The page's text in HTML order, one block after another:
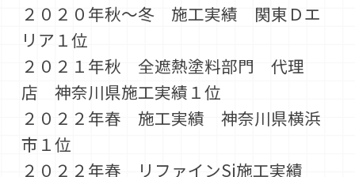
２０２０年秋～冬 施工実績 関東Ｄエ
リア１位
２０２１年秋 全遮熱塗料部門 代理
店 神奈川県施工実績１位
２０２２年春 施工実績 神奈川県横浜
市１位
２０２２年春 リファインSi施工実績